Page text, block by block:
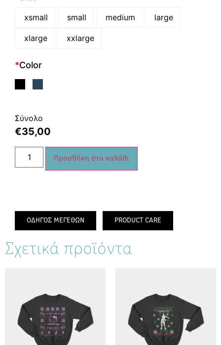
xsmall small medium large
xlarge xxlarge
*Color
Σύνολο
€35,00
Προσθήκη στο καλάθι
ΟΔΗΓΟΣ ΜΕΓΕΘΩΝ PRODUCT CARE
Σχετικά προϊόντα